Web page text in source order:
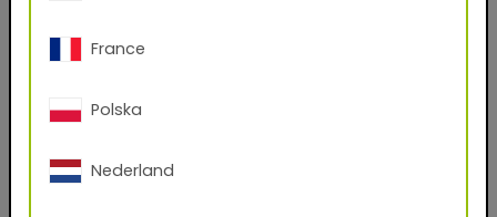
Nom de famille
France
Polska
Nederland